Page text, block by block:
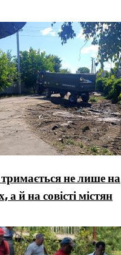
тримається не лише на
й на совісті містян